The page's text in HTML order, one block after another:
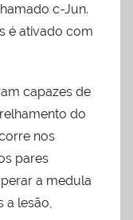
c-Jun.
é ativado com
capazes de
do
nos
pares
a medula
a lesão,